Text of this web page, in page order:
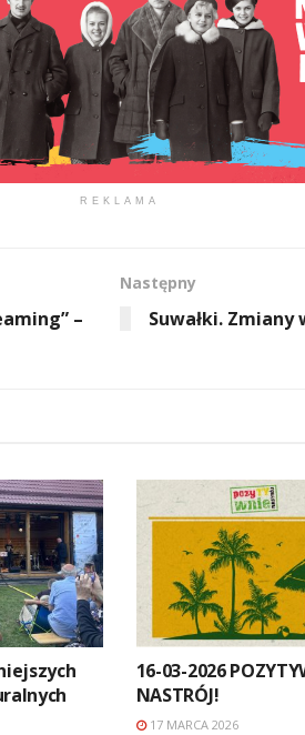
REKLAMA
–
Następny
Suwałki.
16-03-2026
NASTRÓJ!
17 MARCA 2026